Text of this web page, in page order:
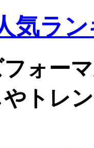
気ラ
フォー
やトレ